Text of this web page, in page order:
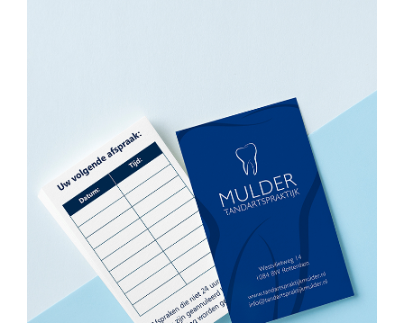
Folders
Foto's
Geboortekaartjes
Hand-outs/Losbladig
Handleidingen